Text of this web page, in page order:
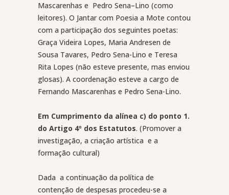
Mascarenhas e Pedro Sena–Lino (como
leitores). O Jantar com Poesia a Mote contou
com a participação dos seguintes poetas:
Graça Videira Lopes, Maria Andresen de
Sousa Tavares, Pedro Sena-Lino e Teresa
Rita Lopes (não esteve presente, mas enviou
glosas). A coordenação esteve a cargo de
Fernando Mascarenhas e Pedro Sena-Lino.
Em Cumprimento da alínea c) do ponto 1.
do Artigo 4º dos Estatutos. (Promover a
investigação, a criação artística e a
formação cultural)
Dada a continuação da política de
contenção de despesas procedeu-se a